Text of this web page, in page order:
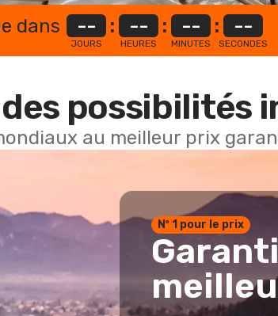
dans --
JOURS
: --
HEURES
: --
MINUTES
: --
SECONDES
possibilités
au meilleur prix
Nº 1 pour le prix